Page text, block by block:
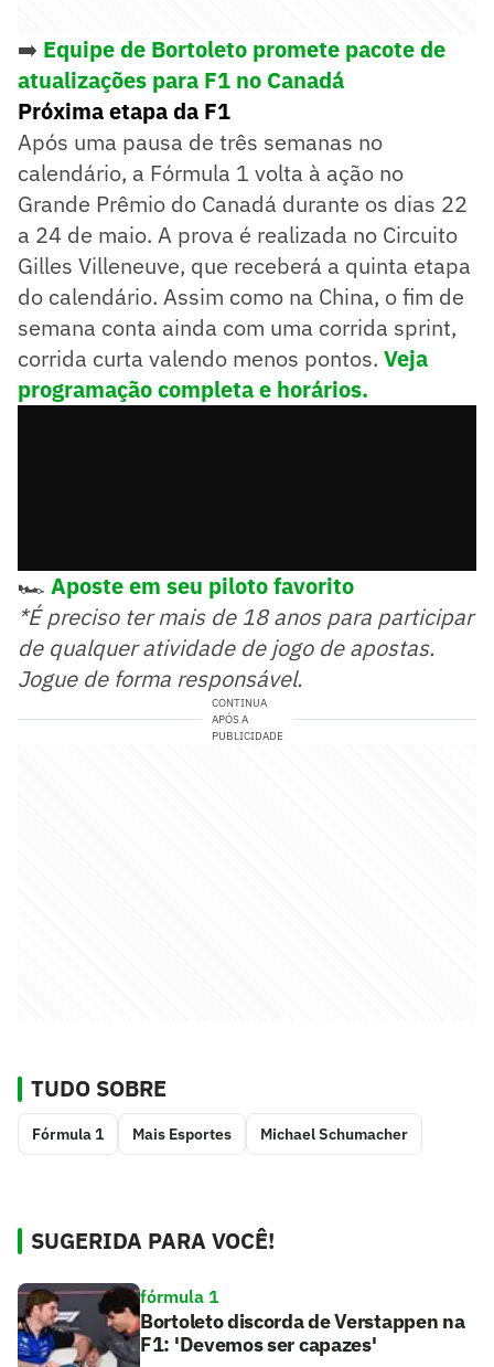
➡️ Equipe de Bortoleto promete pacote de
atualizações para F1 no Canadá
Próxima etapa da F1
Após uma pausa de três semanas no
calendário, a Fórmula 1 volta à ação no
Grande Prêmio do Canadá durante os dias 22
a 24 de maio. A prova é realizada no Circuito
Gilles Villeneuve, que receberá a quinta etapa
do calendário. Assim como na China, o fim de
semana conta ainda com uma corrida sprint,
corrida curta valendo menos pontos. Veja
programação completa e horários.
🏎️ Aposte em seu piloto favorito
*É preciso ter mais de 18 anos para participar
de qualquer atividade de jogo de apostas.
Jogue de forma responsável.
CONTINUA
APÓS A
PUBLICIDADE
TUDO SOBRE
Fórmula 1 Mais Esportes Michael Schumacher
SUGERIDA PARA VOCÊ!
fórmula 1
Bortoleto discorda de Verstappen na
F1: 'Devemos ser capazes'